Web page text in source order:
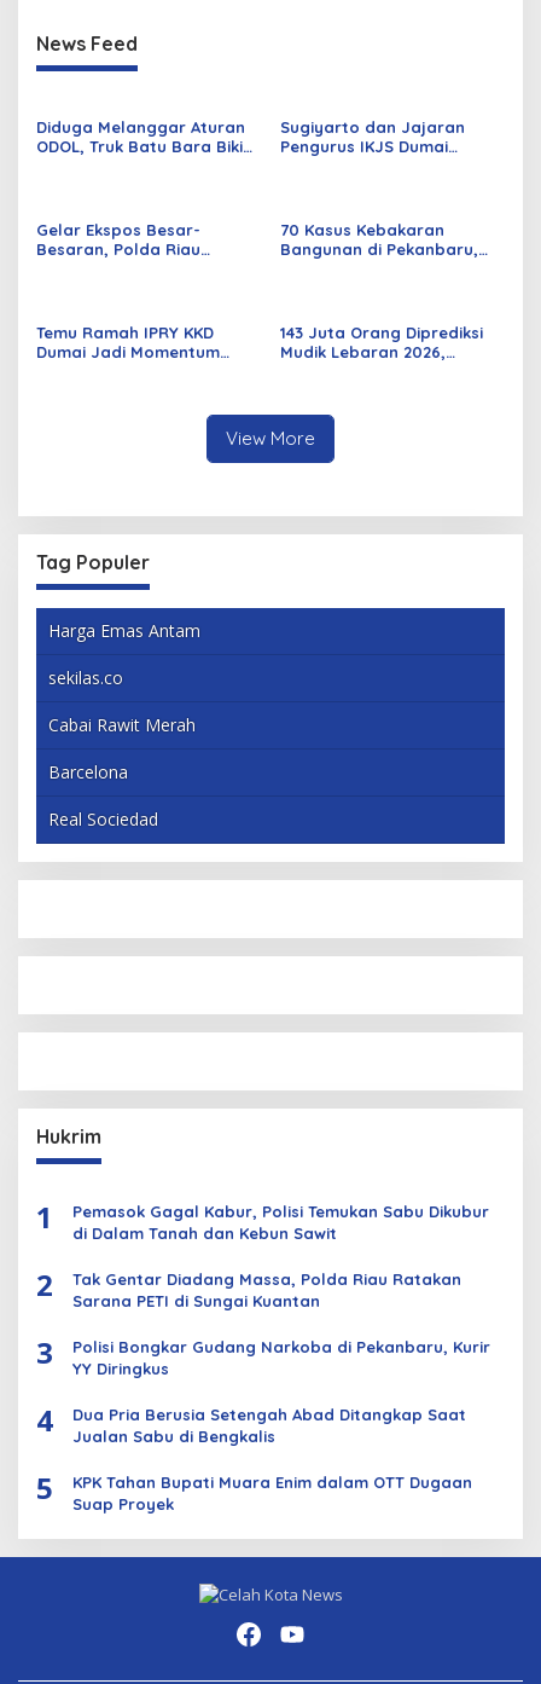
News Feed
Diduga Melanggar Aturan
ODOL, Truk Batu Bara Bikin
Sugiyarto dan Jajaran
Pengurus IKJS Dumai
Gelar Ekspos Besar-
Besaran, Polda Riau
70 Kasus Kebakaran
Bangunan di Pekanbaru,
Temu Ramah IPRY KKD
Dumai Jadi Momentum
143 Juta Orang Diprediksi
Mudik Lebaran 2026,
View More
Tag Populer
Harga Emas Antam
sekilas.co
Cabai Rawit Merah
Barcelona
Real Sociedad
Hukrim
1
Pemasok Gagal Kabur, Polisi Temukan Sabu Dikubur
di Dalam Tanah dan Kebun Sawit
2
Tak Gentar Diadang Massa, Polda Riau Ratakan
Sarana PETI di Sungai Kuantan
3
Polisi Bongkar Gudang Narkoba di Pekanbaru, Kurir
YY Diringkus
4
Dua Pria Berusia Setengah Abad Ditangkap Saat
Jualan Sabu di Bengkalis
5
KPK Tahan Bupati Muara Enim dalam OTT Dugaan
Suap Proyek